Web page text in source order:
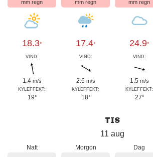
mm regn
18.3°
VIND:
1.4 m/s
KYLEFFEKT:
19°
mm regn
17.4°
VIND:
2.6 m/s
KYLEFFEKT:
18°
mm regn
24.9°
VIND:
1.5 m/s
KYLEFFEKT:
27°
TIS
11 aug
Natt Morgon Dag